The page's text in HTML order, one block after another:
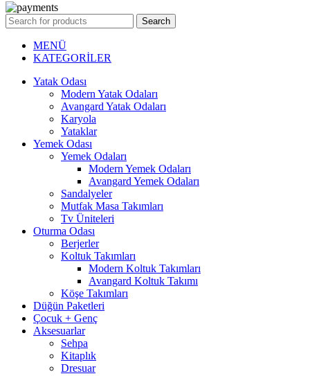
Search
MENÜ
KATEGORİLER
Yatak Odası
Modern Yatak Odaları
Avangard Yatak Odaları
Karyola
Yataklar
Yemek Odası
Yemek Odaları
Modern Yemek Odaları
Avangard Yemek Odaları
Sandalyeler
Mutfak Masa Takımları
Tv Üniteleri
Oturma Odası
Berjerler
Koltuk Takımları
Modern Koltuk Takımları
Avangard Koltuk Takımı
Köşe Takımları
Düğün Paketleri
Çocuk + Genç
Aksesuarlar
Sehpa
Kitaplık
Dresuar